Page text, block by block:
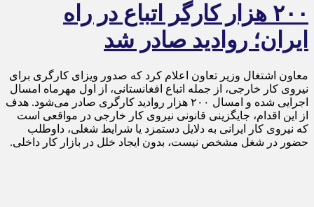
۲۰۰ هزار کارگر اتباع در راه
ایران؛ روادید صادر شد
معاون اشتغال وزیر تعاون اعلام کرد که صدور ویزای کارگری برای
نیروی کار خارجی، از جمله اتباع افغانستانی، از اول مهرماه امسال
اجرایی شده و امسال ۲۰۰ هزار روادید کارگری صادر می‌شود. هدف
از این اقدام، جایگزینی قانونی نیروی کار خارجی در مواقعی است
که نیروی کار ایرانی به دلایل دستمزد یا شرایط شغلی، داوطلب
حضور در شغل مشخص نیست، بدون ایجاد خلل در بازار کار داخلی.